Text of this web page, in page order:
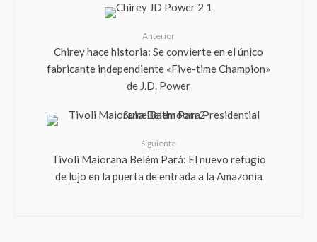
Anterior
Chirey hace historia: Se convierte en el único
fabricante independiente «Five-time Champion»
de J.D. Power
Siguiente
Tivoli Maiorana Belém Pará: El nuevo refugio
de lujo en la puerta de entrada a la Amazonia